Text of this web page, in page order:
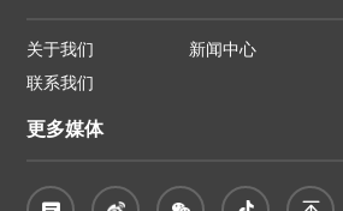
关于我们 新闻中心
联系我们
更多媒体